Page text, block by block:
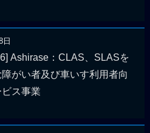
日
Ashirase：CLAS、SLASを
がい者及び車いす利用者向
ス事業